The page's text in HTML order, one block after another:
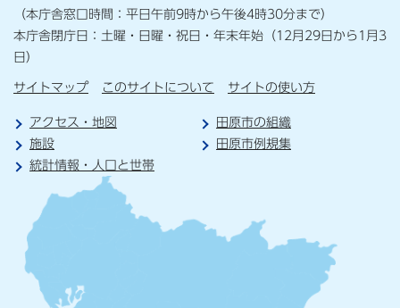
（本庁舎窓口時間：平日午前9時から午後4時30分まで）
本庁舎閉庁日：土曜・日曜・祝日・年末年始（12月29日から1月3
日）
サイトマップ このサイトについて サイトの使い方
アクセス・地図
田原市の組織
施設
田原市例規集
統計情報・人口と世帯